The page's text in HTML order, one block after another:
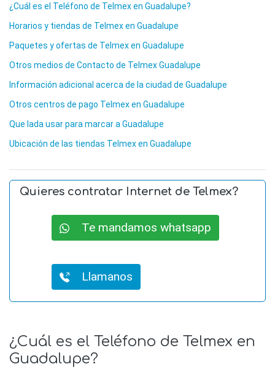
¿Cuál es el Teléfono de Telmex en Guadalupe?
Horarios y tiendas de Telmex en Guadalupe
Paquetes y ofertas de Telmex en Guadalupe
Otros medios de Contacto de Telmex Guadalupe
Información adicional acerca de la ciudad de Guadalupe
Otros centros de pago Telmex en Guadalupe
Que lada usar para marcar a Guadalupe
Ubicación de las tiendas Telmex en Guadalupe
Quieres contratar Internet de Telmex?
Te mandamos whatsapp
Llamanos
¿Cuál es el Teléfono de Telmex en
Guadalupe?